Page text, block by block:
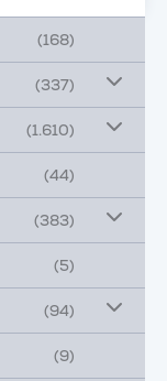
(168)
(337)
(1.610)
(44)
(383)
(5)
(94)
(9)